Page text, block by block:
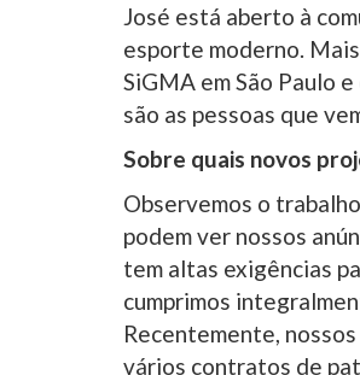
José está aberto à
esporte moderno.
SiGMA em São Paulo
são as pessoas que
Sobre quais novos
Observemos o
podem ver nossos
tem altas exigências
cumprimos
Recentemente,
vários contratos de